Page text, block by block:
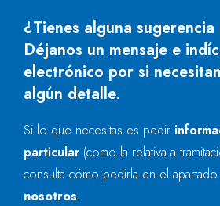
¿Tienes alguna
Déjanos un mensaje e
electrónico por si
algún detalle.
Si lo que necesitas es pedir
particular (como la relativa a
consulta cómo pedirla en el apartado
nosotros.